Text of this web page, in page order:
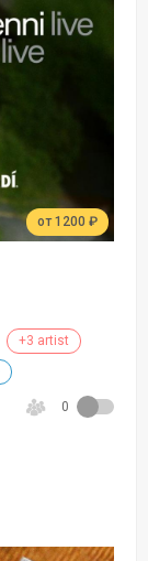
от 1200 ₽
+3 artist
0